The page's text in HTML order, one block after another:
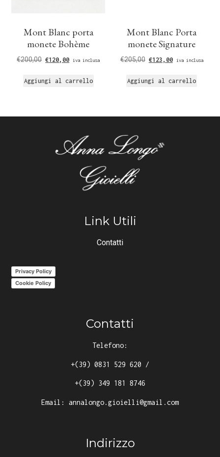
Mont Blanc porta
monete Bohème
€200,00 €120,00 iva inclusa
Aggiungi al carrello
Mont Blanc Porta
monete Signature
€205,00 €123,00 iva inclusa
Aggiungi al carrello
Link Utili
Contatti
Privacy Policy
Cookie Policy
Contatti
Telefono:
+(39) 0831 529 620 /
+(39) 349 181 8746
Email: annalongo.gioielli@gmail.com
Indirizzo